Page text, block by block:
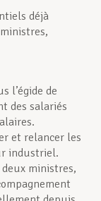
déjà
l’égide de
des salariés
et relancer les
industriel.
ministres,